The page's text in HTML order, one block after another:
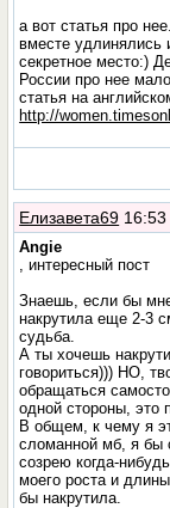
а вот статья про
вместе удлинялись
секретное место:)
России про нее
статья на
http://
Елизавета69 16:53
Angie
, интересный пост
Знаешь, если бы
накрутила еще 2-3
судьба.
А ты хочешь
говориться))) НО,
обращаться
одной стороны, это
В общем, к чему я
сломанной мб, я бы
созрею когда-
моего роста и
бы накрутила.